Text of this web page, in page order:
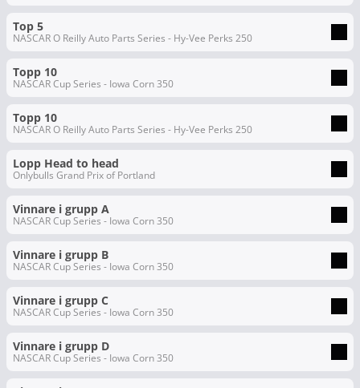
Top 5
NASCAR O Reilly Auto Parts Series - Hy-Vee Perks 250
Topp 10
NASCAR Cup Series - Iowa Corn 350
Topp 10
NASCAR O Reilly Auto Parts Series - Hy-Vee Perks 250
Lopp Head to head
Onlybulls Grand Prix of Portland
Vinnare i grupp A
NASCAR Cup Series - Iowa Corn 350
Vinnare i grupp B
NASCAR Cup Series - Iowa Corn 350
Vinnare i grupp C
NASCAR Cup Series - Iowa Corn 350
Vinnare i grupp D
NASCAR Cup Series - Iowa Corn 350